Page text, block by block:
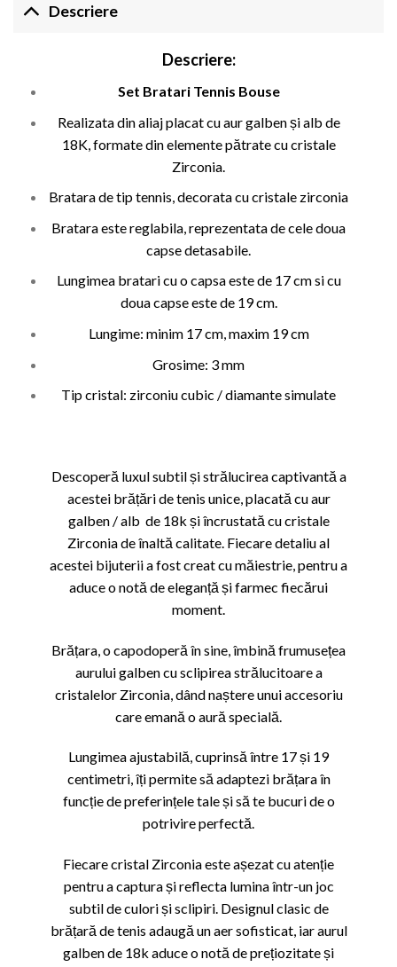
Descriere
Descriere:
Set Bratari Tennis Bouse
Realizata din aliaj placat cu aur galben și alb de
18K, formate din elemente pătrate cu cristale
Zirconia.
Bratara de tip tennis, decorata cu cristale zirconia
Bratara este reglabila, reprezentata de cele doua
capse detasabile.
Lungimea bratari cu o capsa este de 17 cm si cu
doua capse este de 19 cm.
Lungime: minim 17 cm, maxim 19 cm
Grosime: 3 mm
Tip cristal: zirconiu cubic / diamante simulate
Descoperă luxul subtil și strălucirea captivantă a
acestei brățări de tenis unice, placată cu aur
galben / alb de 18k și încrustată cu cristale
Zirconia de înaltă calitate. Fiecare detaliu al
acestei bijuterii a fost creat cu măiestrie, pentru a
aduce o notă de eleganță și farmec fiecărui
moment.
Brățara, o capodoperă în sine, îmbină frumusețea
aurului galben cu sclipirea strălucitoare a
cristalelor Zirconia, dând naștere unui accesoriu
care emană o aură specială.
Lungimea ajustabilă, cuprinsă între 17 și 19
centimetri, îți permite să adaptezi brățara în
funcție de preferințele tale și să te bucuri de o
potrivire perfectă.
Fiecare cristal Zirconia este așezat cu atenție
pentru a captura și reflecta lumina într-un joc
subtil de culori și sclipiri. Designul clasic de
brățară de tenis adaugă un aer sofisticat, iar aurul
galben de 18k aduce o notă de prețiozitate și